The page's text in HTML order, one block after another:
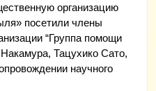
с
из
Японии
организацию
посетили члены
“Группа помощи
Тацухико Сато,
научного